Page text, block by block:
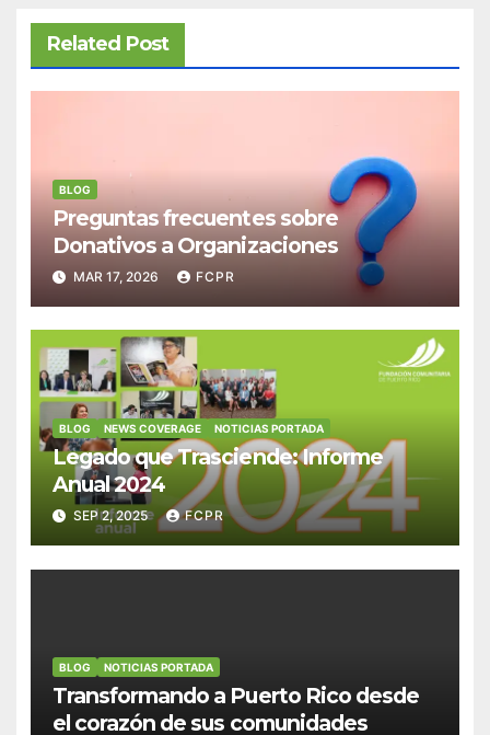
Related Post
BLOG
Preguntas frecuentes sobre
Donativos a Organizaciones
MAR 17, 2026 FCPR
BLOG NEWS COVERAGE NOTICIAS PORTADA
Legado que Trasciende: Informe
Anual 2024
SEP 2, 2025 FCPR
BLOG NOTICIAS PORTADA
Transformando a Puerto Rico desde
el corazón de sus comunidades